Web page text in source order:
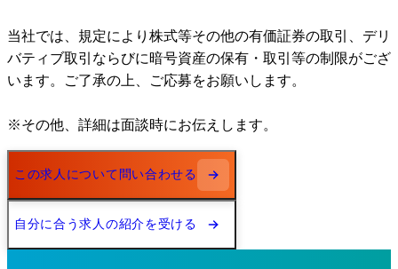
当社では、規定により株式等その他の有価証券の取引、デリ
バティブ取引ならびに暗号資産の保有・取引等の制限がござ
います。ご了承の上、ご応募をお願いします。
※その他、詳細は面談時にお伝えします。
この求人について問い合わせる
自分に合う求人の紹介を受ける